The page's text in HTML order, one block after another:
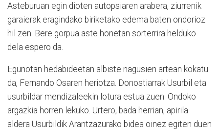
Asteburuan egin dioten autopsiaren arabera, ziurrenik
garaierak eragindako biriketako edema baten ondorioz
hil zen. Bere gorpua aste honetan sorterrira helduko
dela espero da.
Egunotan hedabideetan albiste nagusien artean kokatu
da, Fernando Osaren heriotza. Donostiarrak Usurbil eta
usurbildar mendizaleekin lotura estua zuen. Ondoko
argazkia horren lekuko. Urtero, bada herrian, apirila
aldera Usurbildik Arantzazurako bidea oinez egiten duen